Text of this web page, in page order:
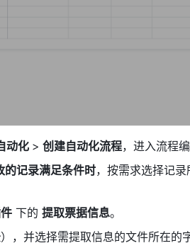
动化 > 创建自动化流程，进入流程编
的记录满足条件时，按需求选择记
下的 提取票据信息。
），并选择需提取信息的文件所在的